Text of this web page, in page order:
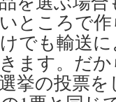
ところで
でも輸送
ます。だ
挙の投票